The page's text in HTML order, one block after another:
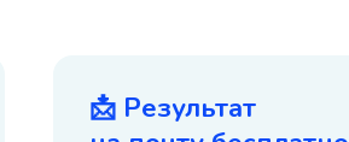
📩 Результат